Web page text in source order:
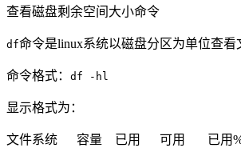
查看磁盘剩余空间大小命令
df命令是linux系统以磁盘分区为单位查看
命令格式： df -hl
显示格式为：
文件系统 容量 已用 可用 已用